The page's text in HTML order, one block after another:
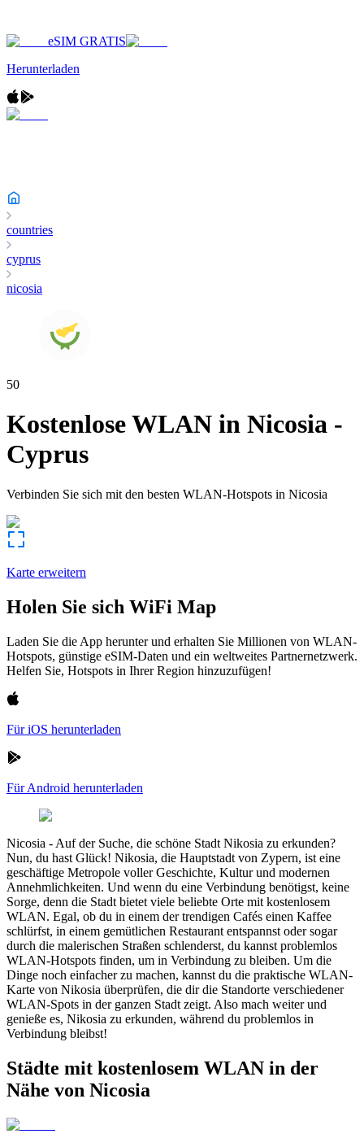
eSIM GRATIS
Herunterladen
countries
cyprus
nicosia
50
Kostenlose WLAN in Nicosia -
Cyprus
Verbinden Sie sich mit den besten WLAN-Hotspots in Nicosia
Karte erweitern
Holen Sie sich WiFi Map
Laden Sie die App herunter und erhalten Sie Millionen von WLAN-
Hotspots, günstige eSIM-Daten und ein weltweites Partnernetzwerk.
Helfen Sie, Hotspots in Ihrer Region hinzuzufügen!
Für iOS herunterladen
Für Android herunterladen
Nicosia - Auf der Suche, die schöne Stadt Nikosia zu erkunden?
Nun, du hast Glück! Nikosia, die Hauptstadt von Zypern, ist eine
geschäftige Metropole voller Geschichte, Kultur und modernen
Annehmlichkeiten. Und wenn du eine Verbindung benötigst, keine
Sorge, denn die Stadt bietet viele beliebte Orte mit kostenlosem
WLAN. Egal, ob du in einem der trendigen Cafés einen Kaffee
schlürfst, in einem gemütlichen Restaurant entspannst oder sogar
durch die malerischen Straßen schlenderst, du kannst problemlos
WLAN-Hotspots finden, um in Verbindung zu bleiben. Um die
Dinge noch einfacher zu machen, kannst du die praktische WLAN-
Karte von Nikosia überprüfen, die dir die Standorte verschiedener
WLAN-Spots in der ganzen Stadt zeigt. Also mach weiter und
genieße es, Nikosia zu erkunden, während du problemlos in
Verbindung bleibst!
Städte mit kostenlosem WLAN in der
Nähe von Nicosia